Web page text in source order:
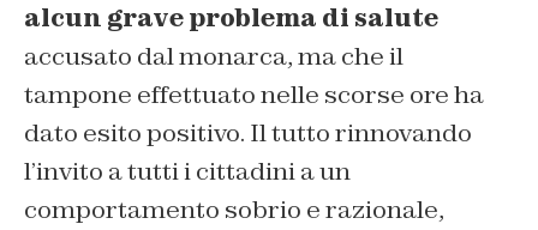
alcun grave problema di salute
accusato dal monarca, ma che il
tampone effettuato nelle scorse ore ha
dato esito positivo. Il tutto rinnovando
l’invito a tutti i cittadini a un
comportamento sobrio e razionale,